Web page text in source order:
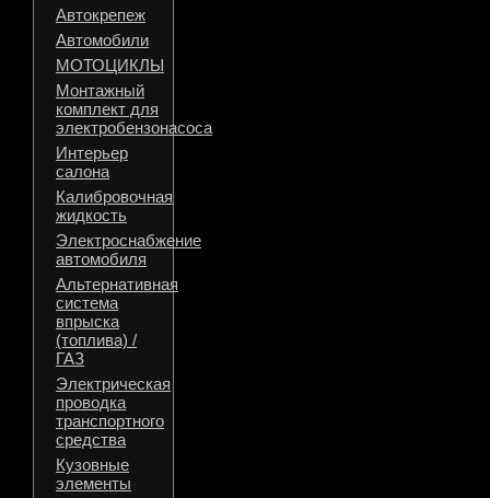
Автокрепеж
Автомобили
МОТОЦИКЛЫ
Монтажный
комплект для
электробензонасоса
Интерьер
салона
Калибровочная
жидкость
Электроснабжение
автомобиля
Альтернативная
система
впрыска
(топлива) /
ГАЗ
Электрическая
проводка
транспортного
средства
Кузовные
элементы